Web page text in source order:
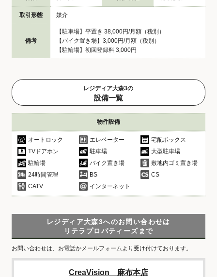
取引形態 媒介
備考
【駐車場】平置き 38,000円/月額（税別）
【バイク置き場】3,000円/月額（税別）
【駐輪場】初回登録料 3,000円
レジディア大森3の
設備一覧
物件設備
オートロック エレベーター
宅配ボックス
TVドアホン
駐車場
大型駐車場
駐輪場
バイク置き場
敷地内ゴミ置き場
24時間管理
BS
CS
CATV
インターネット
レジディア大森3へのお問い合わせは
リテラプロパティーズまで
お問い合わせは、お電話かメールフォームより受け付けております。
CreaVision 麻布本店